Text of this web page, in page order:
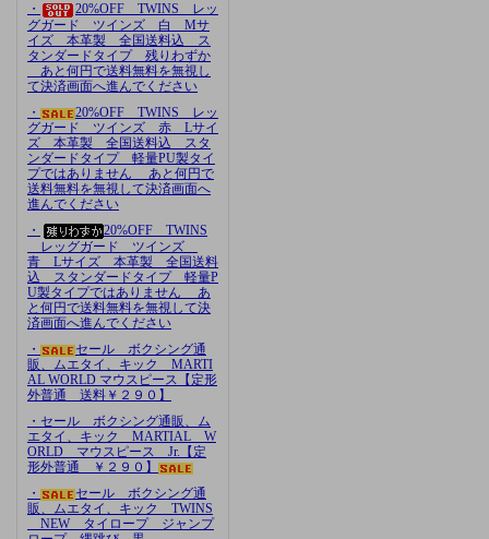
・
20%OFF TWINS レッ
グガード ツインズ 白 Mサ
イズ 本革製 全国送料込 ス
タンダードタイプ 残りわずか
あと何円で送料無料を無視し
て決済画面へ進んでください
・
20%OFF TWINS レッ
グガード ツインズ 赤 Lサイ
ズ 本革製 全国送料込 スタ
ンダードタイプ 軽量PU製タイ
プではありません あと何円で
送料無料を無視して決済画面へ
進んでください
・
20%OFF TWINS
レッグガード ツインズ
青 Lサイズ 本革製 全国送料
込 スタンダードタイプ 軽量P
U製タイプではありません あ
と何円で送料無料を無視して決
済画面へ進んでください
・
セール ボクシング通
販、ムエタイ、キック MARTI
AL WORLD マウスピース【定形
外普通 送料￥２９０】
・セール ボクシング通販、ム
エタイ、キック MARTIAL W
ORLD マウスピース Jr.【定
形外普通 ￥２９０】
・
セール ボクシング通
販、ムエタイ、キック TWINS
NEW タイロープ ジャンプ